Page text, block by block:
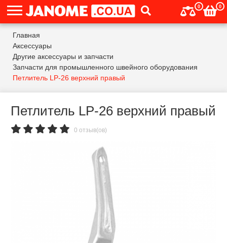
0 0
Главная
Аксессуары
Другие аксессуары и запчасти
Запчасти для промышленного швейного оборудования
Петлитель LP-26 верхний правый
Петлитель LP-26 верхний правый
0 отзыв(ов)